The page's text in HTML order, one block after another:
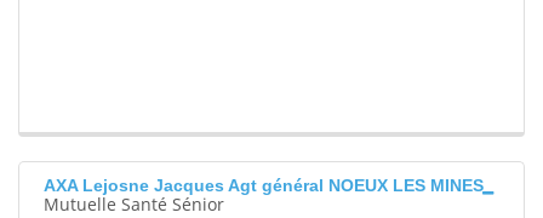
AXA Lejosne Jacques Agt général NOEUX LES MINES
Mutuelle Santé Sénior